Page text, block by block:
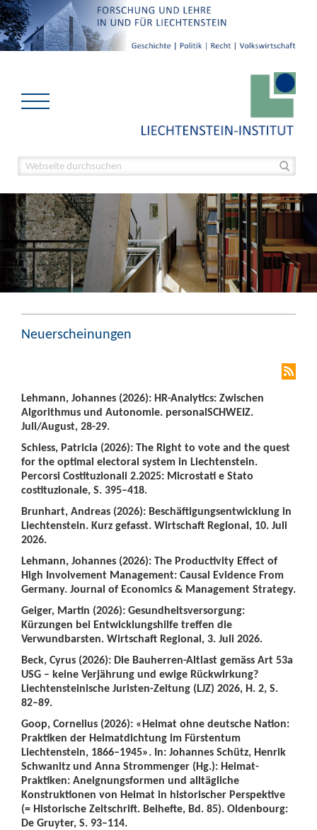
Neuerscheinungen
Lehmann, Johannes (2026): HR-Analytics: Zwischen
Algorithmus und Autonomie. personalSCHWEIZ.
Juli/August, 28-29.
Schiess, Patricia (2026): The Right to vote and the quest
for the optimal electoral system in Liechtenstein.
Percorsi Costituzionali 2.2025: Microstati e Stato
costituzionale, S. 395–418.
Brunhart, Andreas (2026): Beschäftigungsentwicklung in
Liechtenstein. Kurz gefasst. Wirtschaft Regional, 10. Juli
2026.
Lehmann, Johannes (2026): The Productivity Effect of
High Involvement Management: Causal Evidence From
Germany. Journal of Economics & Management Strategy.
Geiger, Martin (2026): Gesundheitsversorgung:
Kürzungen bei Entwicklungshilfe treffen die
Verwundbarsten. Wirtschaft Regional, 3. Juli 2026.
Beck, Cyrus (2026): Die Bauherren-Altlast gemäss Art 53a
USG – keine Verjährung und ewige Rückwirkung?
Liechtensteinische Juristen-Zeitung (LJZ) 2026, H. 2, S.
82–89.
Goop, Cornelius (2026): «Heimat ohne deutsche Nation:
Praktiken der Heimatdichtung im Fürstentum
Liechtenstein, 1866–1945». In: Johannes Schütz, Henrik
Schwanitz und Anna Strommenger (Hg.): Heimat-
Praktiken: Aneignungsformen und alltägliche
Konstruktionen von Heimat in historischer Perspektive
(= Historische Zeitschrift. Beihefte, Bd. 85). Oldenbourg:
De Gruyter, S. 93–114.